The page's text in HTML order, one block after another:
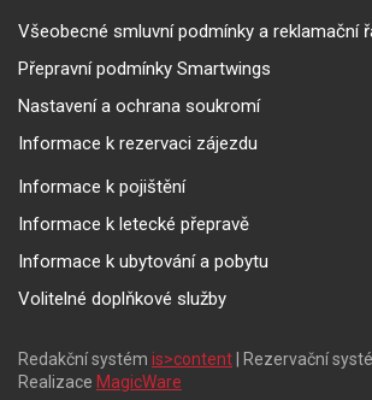
Všeobecné smluvní podmínky a reklamační
Přepravní podmínky Smartwings
Nastavení a ochrana soukromí
Informace k rezervaci zájezdu
Informace k pojištění
Informace k letecké přepravě
Informace k ubytování a pobytu
Volitelné doplňkové služby
Redakční systém is>content | Rezervační
Realizace MagicWare